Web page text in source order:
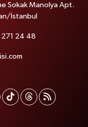
Sokak Manolya Apt.
İstanbul
271 24 48